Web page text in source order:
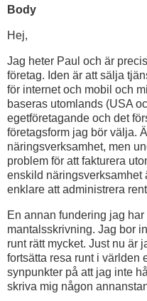
Body
Hej,
Jag heter Paul och är
företag. Iden är att sälja
för internet och mobil och
baseras utomlands (USA
egetföretagande och det
företagsform jag bör välja.
näringsverksamhet, men
problem för att fakturera
enskild näringsverksamhet
enklare att administrera
En annan fundering jag
mantalsskrivning. Jag bor
runt rätt mycket. Just nu är
fortsätta resa runt i världen
synpunkter på att jag inte
skriva mig någon